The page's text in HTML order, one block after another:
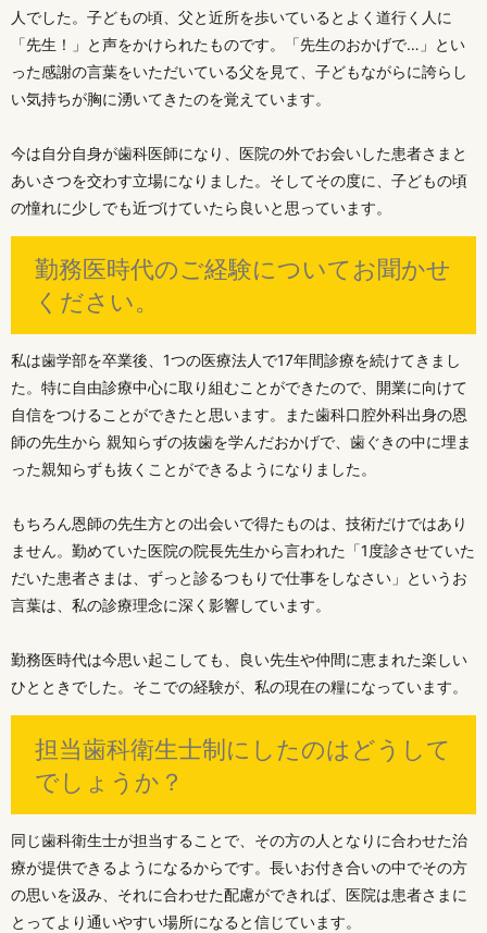
人でした。子どもの頃、父と近所を歩いているとよく道行く人に
「先生！」と声をかけられたものです。「先生のおかげで…」とい
った感謝の言葉をいただいている父を見て、子どもながらに誇らし
い気持ちが胸に湧いてきたのを覚えています。
今は自分自身が歯科医師になり、医院の外でお会いした患者さまと
あいさつを交わす立場になりました。そしてその度に、子どもの頃
の憧れに少しでも近づけていたら良いと思っています。
勤務医時代のご経験についてお聞かせ
ください。
私は歯学部を卒業後、1つの医療法人で17年間診療を続けてきまし
た。特に自由診療中心に取り組むことができたので、開業に向けて
自信をつけることができたと思います。また歯科口腔外科出身の恩
師の先生から 親知らずの抜歯を学んだおかげで、歯ぐきの中に埋ま
った親知らずも抜くことができるようになりました。
もちろん恩師の先生方との出会いで得たものは、技術だけではあり
ません。勤めていた医院の院長先生から言われた「1度診させていた
だいた患者さまは、ずっと診るつもりで仕事をしなさい」というお
言葉は、私の診療理念に深く影響しています。
勤務医時代は今思い起こしても、良い先生や仲間に恵まれた楽しい
ひとときでした。そこでの経験が、私の現在の糧になっています。
担当歯科衛生士制にしたのはどうして
でしょうか？
同じ歯科衛生士が担当することで、その方の人となりに合わせた治
療が提供できるようになるからです。長いお付き合いの中でその方
の思いを汲み、それに合わせた配慮ができれば、医院は患者さまに
とってより通いやすい場所になると信じています。